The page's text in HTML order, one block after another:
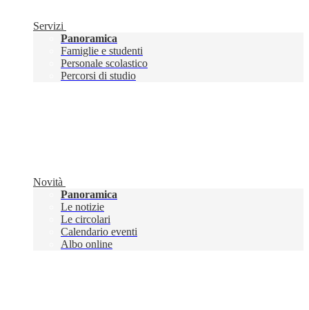
Servizi
Panoramica
Famiglie e studenti
Personale scolastico
Percorsi di studio
Novità
Panoramica
Le notizie
Le circolari
Calendario eventi
Albo online